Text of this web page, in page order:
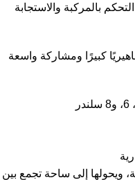
بالمركبة والاستجابة
كبيرًا ومشاركة واسعة
ويحولها إلى ساحة تجمع بين